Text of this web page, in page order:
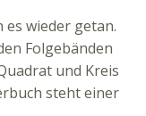
es wieder getan.
Folgebänden
und Kreis
steht einer